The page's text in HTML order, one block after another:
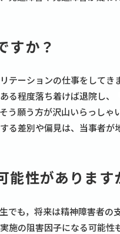
すか？
テーションの仕事をして
程度落ち着けば退院し、
う願う方が沢山いらっし
差別や偏見は、当事者が
能性があります
でも，将来は精神障害者
施の阻害因子になる可能